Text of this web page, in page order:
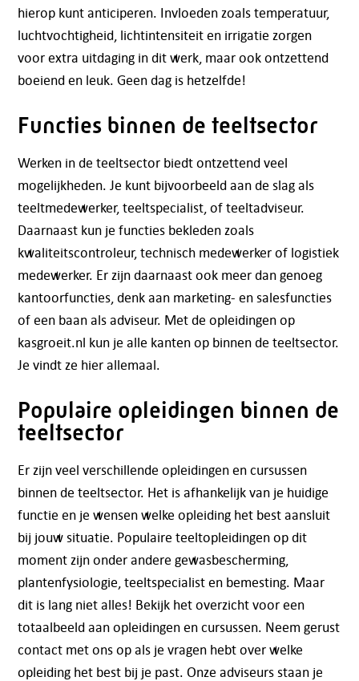
hierop kunt anticiperen. Invloeden zoals temperatuur,
luchtvochtigheid, lichtintensiteit en irrigatie zorgen
voor extra uitdaging in dit werk, maar ook ontzettend
boeiend en leuk. Geen dag is hetzelfde!
Functies binnen de teeltsector
Werken in de teeltsector biedt ontzettend veel
mogelijkheden. Je kunt bijvoorbeeld aan de slag als
teeltmedewerker, teeltspecialist, of teeltadviseur.
Daarnaast kun je functies bekleden zoals
kwaliteitscontroleur, technisch medewerker of logistiek
medewerker. Er zijn daarnaast ook meer dan genoeg
kantoorfuncties, denk aan marketing- en salesfuncties
of een baan als adviseur. Met de opleidingen op
kasgroeit.nl kun je alle kanten op binnen de teeltsector.
Je vindt ze hier allemaal.
Populaire opleidingen binnen de
teeltsector
Er zijn veel verschillende opleidingen en cursussen
binnen de teeltsector. Het is afhankelijk van je huidige
functie en je wensen welke opleiding het best aansluit
bij jouw situatie. Populaire teeltopleidingen op dit
moment zijn onder andere gewasbescherming,
plantenfysiologie, teeltspecialist en bemesting. Maar
dit is lang niet alles! Bekijk het overzicht voor een
totaalbeeld aan opleidingen en cursussen. Neem gerust
contact met ons op als je vragen hebt over welke
opleiding het best bij je past. Onze adviseurs staan je